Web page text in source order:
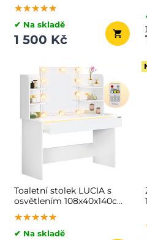
stříbrná
★★★★★
★★★★★
★★★★★
✔ Na skladě
1 500 Kč
Toaletní stolek LUCIA s
osvětlením 108x40x140cm,
bílá
★★★★★
★★★★★
★★★★★
✔ Na skladě